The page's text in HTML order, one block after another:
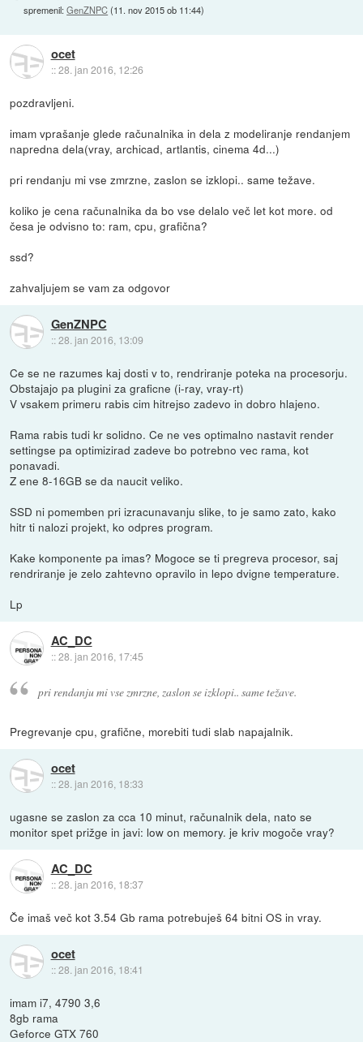
spremenil:GenZNPC(11. nov 2015 ob 11:44)
ocet
::28. jan 2016, 12:26
pozdravljeni.
imam vprašanje glede računalnika in dela z modeliranje rendanjem
napredna dela(vray, archicad, artlantis, cinema 4d...)
pri rendanju mi vse zmrzne, zaslon se izklopi.. same težave.
koliko je cena računalnika da bo vse delalo več let kot more. od
česa je odvisno to: ram, cpu, grafična?
ssd?
zahvaljujem se vam za odgovor
GenZNPC
::28. jan 2016, 13:09
Ce se ne razumes kaj dosti v to, rendriranje poteka na procesorju.
Obstajajo pa plugini za graficne (i-ray, vray-rt)
V vsakem primeru rabis cim hitrejso zadevo in dobro hlajeno.
Rama rabis tudi kr solidno. Ce ne ves optimalno nastavit render
settingse pa optimizirad zadeve bo potrebno vec rama, kot
ponavadi.
Z ene 8-16GB se da naucit veliko.
SSD ni pomemben pri izracunavanju slike, to je samo zato, kako
hitr ti nalozi projekt, ko odpres program.
Kake komponente pa imas? Mogoce se ti pregreva procesor, saj
rendriranje je zelo zahtevno opravilo in lepo dvigne temperature.
Lp
AC_DC
::28. jan 2016, 17:45
pri rendanju mi vse zmrzne, zaslon se izklopi.. same težave.
Pregrevanje cpu, grafične, morebiti tudi slab napajalnik.
ocet
::28. jan 2016, 18:33
ugasne se zaslon za cca 10 minut, računalnik dela, nato se
monitor spet prižge in javi: low on memory. je kriv mogoče vray?
AC_DC
::28. jan 2016, 18:37
Če imaš več kot 3.54 Gb rama potrebuješ 64 bitni OS in vray.
ocet
::28. jan 2016, 18:41
imam i7, 4790 3,6
8gb rama
Geforce GTX 760